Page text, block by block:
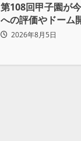
第108回甲子園が
への評価やドーム
議論も
2026年8月5日